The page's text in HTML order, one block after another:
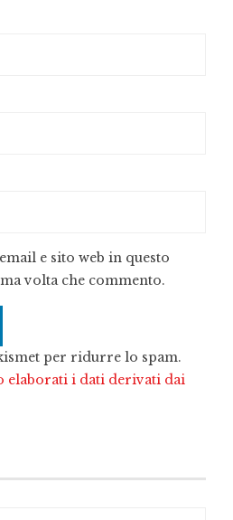
e sito web in questo
volta che commento.
per ridurre lo spam.
elaborati i dati derivati dai